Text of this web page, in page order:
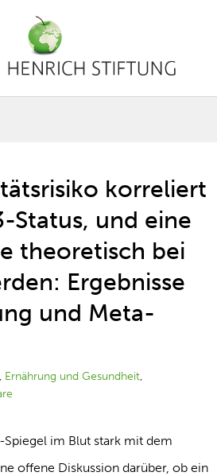
korreliert
und eine
theoretisch bei
Ergebnisse
und Meta-
, Ernährung und Gesundheit,
im Blut stark mit dem
offene Diskussion darüber, ob ein